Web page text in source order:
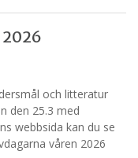
och litteratur
den 25.3 med
webbsida kan du se
våren 2026